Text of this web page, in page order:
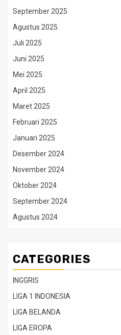
September 2025
Agustus 2025
Juli 2025
Juni 2025
Mei 2025
April 2025
Maret 2025
Februari 2025
Januari 2025
Desember 2024
November 2024
Oktober 2024
September 2024
Agustus 2024
CATEGORIES
INGGRIS
LIGA 1 INDONESIA
LIGA BELANDA
LIGA EROPA